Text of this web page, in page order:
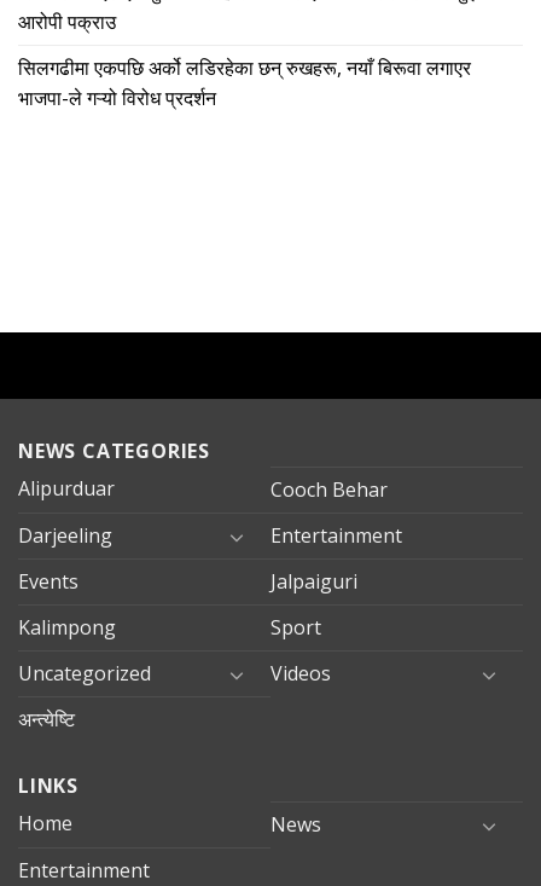
आरोपी पक्राउ
सिलगढीमा एकपछि अर्को लडिरहेका छन् रुखहरू, नयाँ बिरूवा लगाएर
भाजपा-ले गऱ्यो विरोध प्रदर्शन
NEWS CATEGORIES
Alipurduar
Cooch Behar
Darjeeling
Entertainment
Events
Jalpaiguri
Kalimpong
Sport
Uncategorized
Videos
अन्त्येष्टि
LINKS
Home
News
Entertainment